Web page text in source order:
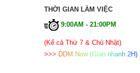
THỜI GIAN LÀM VIỆC
9:00AM - 21:00PM
(Kể cả Thứ 7 & Chủ Nhật)
>>> DDM Now (Giao nhanh 2H)